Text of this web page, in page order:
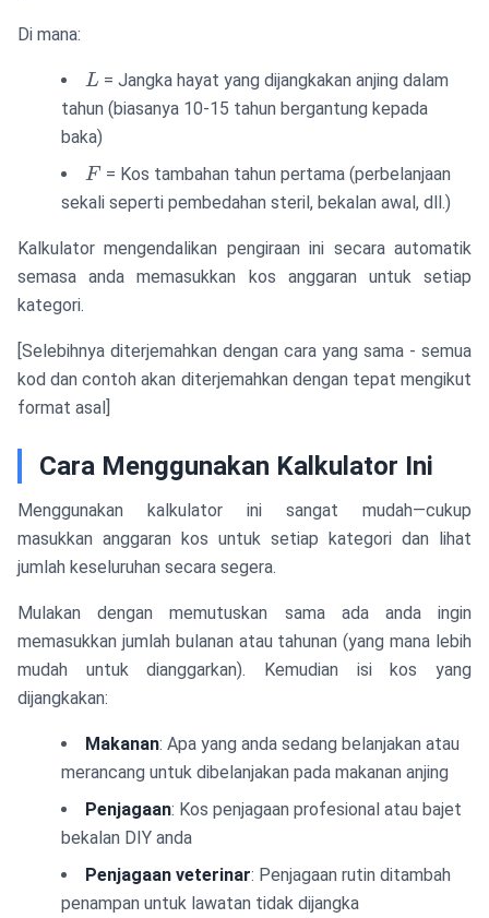
\text{Jumlah
\times L + F
Di mana:
L
L = Jangka hayat yang dijangkakan anjing dalam
tahun (biasanya 10-15 tahun bergantung kepada
baka)
F
F = Kos tambahan tahun pertama (perbelanjaan
sekali seperti pembedahan steril, bekalan awal, dll.)
Kalkulator mengendalikan pengiraan ini secara automatik
semasa anda memasukkan kos anggaran untuk setiap
kategori.
[Selebihnya diterjemahkan dengan cara yang sama - semua
kod dan contoh akan diterjemahkan dengan tepat mengikut
format asal]
Cara Menggunakan Kalkulator Ini
Menggunakan kalkulator ini sangat mudah—cukup
masukkan anggaran kos untuk setiap kategori dan lihat
jumlah keseluruhan secara segera.
Mulakan dengan memutuskan sama ada anda ingin
memasukkan jumlah bulanan atau tahunan (yang mana lebih
mudah untuk dianggarkan). Kemudian isi kos yang
dijangkakan:
Makanan: Apa yang anda sedang belanjakan atau
merancang untuk dibelanjakan pada makanan anjing
Penjagaan: Kos penjagaan profesional atau bajet
bekalan DIY anda
Penjagaan veterinar: Penjagaan rutin ditambah
penampan untuk lawatan tidak dijangka